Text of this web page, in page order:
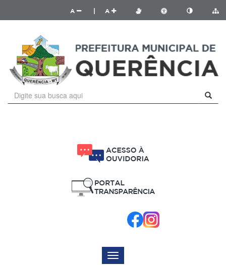
A A
Menu